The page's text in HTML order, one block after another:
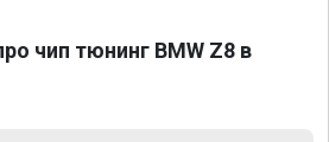
чип тюнинг BMW Z8 в